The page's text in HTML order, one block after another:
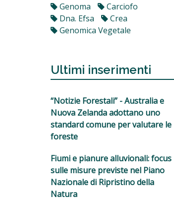
Genoma
Carciofo
Dna. Efsa
Crea
Genomica Vegetale
Ultimi inserimenti
“Notizie Forestali” - Australia e
Nuova Zelanda adottano uno
standard comune per valutare le
foreste
Fiumi e pianure alluvionali: focus
sulle misure previste nel Piano
Nazionale di Ripristino della
Natura